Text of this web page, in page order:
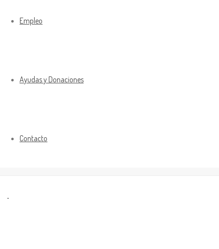
Empleo
Ayudas y Donaciones
Contacto